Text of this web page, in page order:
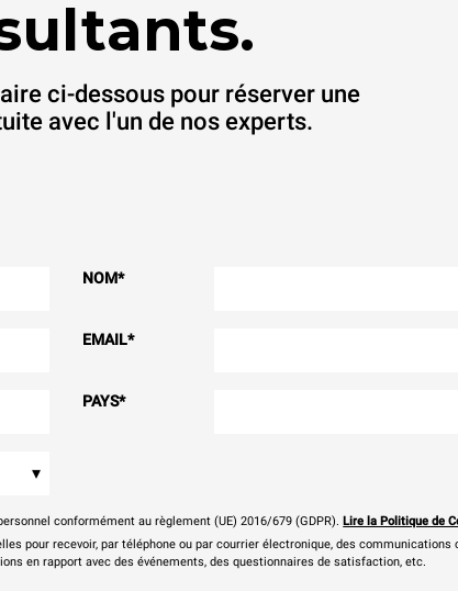
ci-dessous pour réserver une
avec l'un de nos experts.
NOM*
EMAIL*
PAYS*
▾
conformément au règlement (UE) 2016/679 (GDPR). Lire la Politique de
pour recevoir, par téléphone ou par courrier électronique, des communications
en rapport avec des événements, des questionnaires de satisfaction, etc.